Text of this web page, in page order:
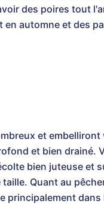
des poires tout
automne et des
et
et bien drainé.
bien juteuse et
Quant au
principalement dans